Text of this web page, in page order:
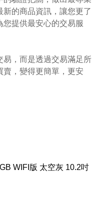
的商品資訊，讓您更了
提供最安心的交易服
，而是透過交易滿足所
，變得更簡單，更安
WIFI版 太空灰 10.2吋